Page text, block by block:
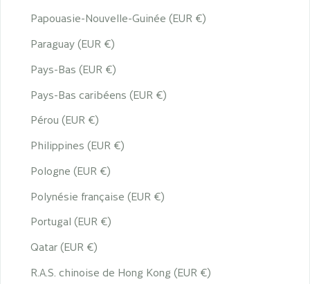
Papouasie-Nouvelle-Guinée (EUR €)
Paraguay (EUR €)
Pays-Bas (EUR €)
Pays-Bas caribéens (EUR €)
Pérou (EUR €)
Philippines (EUR €)
Pologne (EUR €)
Polynésie française (EUR €)
Portugal (EUR €)
Qatar (EUR €)
R.A.S. chinoise de Hong Kong (EUR €)